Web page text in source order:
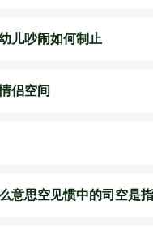
儿吵闹如何制止
侣空间
意思空见惯中的司空是